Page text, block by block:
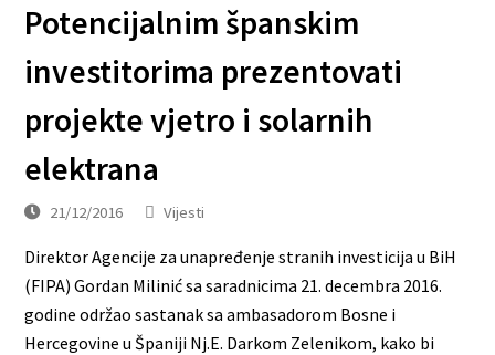
Potencijalnim španskim
investitorima prezentovati
projekte vjetro i solarnih
elektrana
21/12/2016 Vijesti
Direktor Agencije za unapređenje stranih investicija u BiH
(FIPA) Gordan Milinić sa saradnicima 21. decembra 2016.
godine održao sastanak sa ambasadorom Bosne i
Hercegovine u Španiji Nj.E. Darkom Zelenikom, kako bi